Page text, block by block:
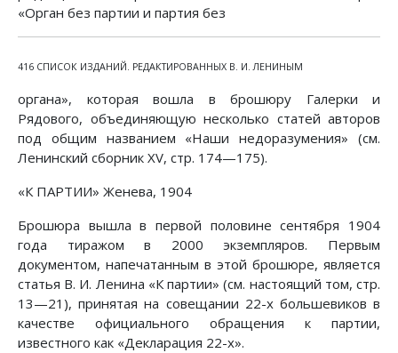
«Орган без партии и партия без
416 СПИСОК ИЗДАНИЙ. РЕДАКТИРОВАННЫХ В. И. ЛЕНИНЫМ
органа», которая вошла в брошюру Галерки и
Рядового, объединяющую несколько статей авторов
под общим названием «Наши недоразумения» (см.
Ленинский сборник XV, стр. 174—175).
«К ПАРТИИ» Женева, 1904
Брошюра вышла в первой половине сентября 1904
года тиражом в 2000 экземпляров. Первым
документом, напечатанным в этой брошюре, является
статья В. И. Ленина «К партии» (см. настоящий том, стр.
13—21), принятая на совещании 22-х большевиков в
качестве официального обращения к партии,
известного как «Декларация 22-х».